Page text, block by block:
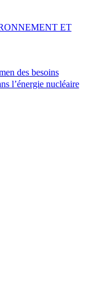
des besoins
l’énergie nucléaire
ET